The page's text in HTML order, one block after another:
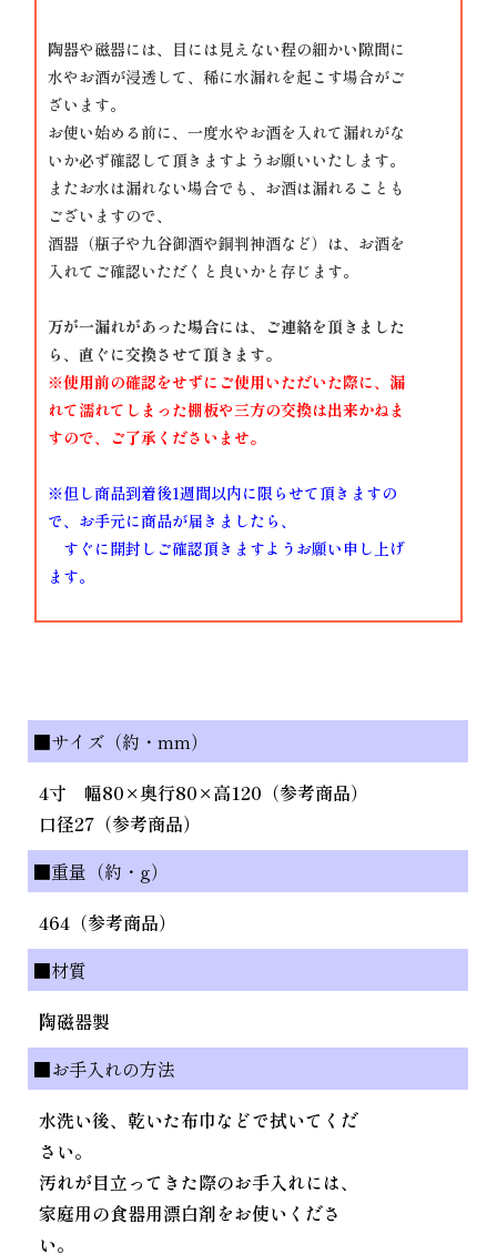
陶器や磁器には、目には見えない程の細かい隙間に
水やお酒が浸透して、稀に水漏れを起こす場合がご
ざいます。
お使い始める前に、一度水やお酒を入れて漏れがな
いか必ず確認して頂きますようお願いいたします。
またお水は漏れない場合でも、お酒は漏れることも
ございますので、
酒器（瓶子や九谷御酒や銅判神酒など）は、お酒を
入れてご確認いただくと良いかと存じます。
万が一漏れがあった場合には、ご連絡を頂きました
ら、直ぐに交換させて頂きます。
※使用前の確認をせずにご使用いただいた際に、漏
れて濡れてしまった棚板や三方の交換は出来かねま
すので、ご了承くださいませ。
※但し商品到着後1週間以内に限らせて頂きますの
で、お手元に商品が届きましたら、
すぐに開封しご確認頂きますようお願い申し上げ
ます。
■サイズ（約・mm）
4寸 幅80×奥行80×高120（参考商品）
口径27（参考商品）
■重量（約・g）
464（参考商品）
■材質
陶磁器製
■お手入れの方法
水洗い後、乾いた布巾などで拭いてくだ
さい。
汚れが目立ってきた際のお手入れには、
家庭用の食器用漂白剤をお使いくださ
い。